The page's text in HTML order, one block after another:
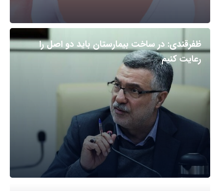
ظفرقندی: در ساخت بیمارستان باید دو اصل را
رعایت کنیم